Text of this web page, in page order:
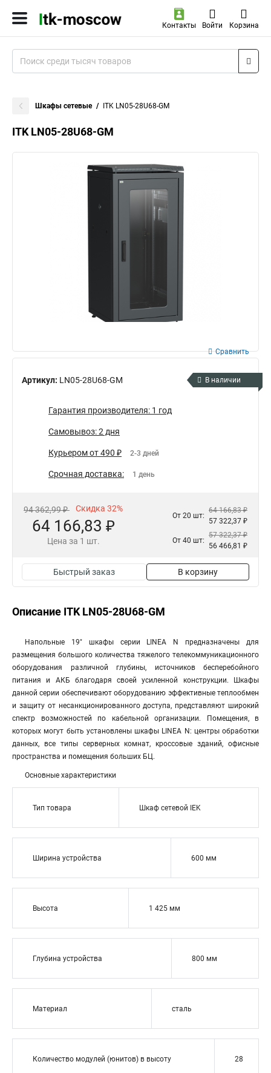
Контакты Войти Корзина
Шкафы сетевые ITK LN05-28U68-GM
ITK LN05-28U68-GM
Артикул: LN05-28U68-GM
Сравнить
В наличии
Гарантия производителя: 1 год
Самовывоз: 2 дня
Курьером от 490 ₽ 2-3 дней
Срочная доставка: 1 день
94 362,99 ₽ Скидка 32%
64 166,83 ₽
Цена за 1 шт.
От 20 шт:
64 166,83 ₽
57 322,37 ₽
От 40 шт:
57 322,37 ₽
56 466,81 ₽
Быстрый заказ В корзину
Описание ITK LN05-28U68-GM
Напольные 19" шкафы серии LINEA N предназначены для
размещения большого количества тяжелого телекоммуникационного
оборудования различной глубины, источников бесперебойного
питания и АКБ благодаря своей усиленной конструкции. Шкафы
данной серии обеспечивают оборудованию эффективные теплообмен
и защиту от несанкционированного доступа, представляют широкий
спектр возможностей по кабельной организации. Помещения, в
которых могут быть установлены шкафы LINEA N: центры обработки
данных, все типы серверных комнат, кроссовые зданий, офисные
пространства и помещения больших БЦ.
Основные характеристики
Тип товара Шкаф сетевой IEK
Ширина устройства 600 мм
Высота 1 425 мм
Глубина устройства 800 мм
Материал сталь
Количество модулей (юнитов) в высоту 28